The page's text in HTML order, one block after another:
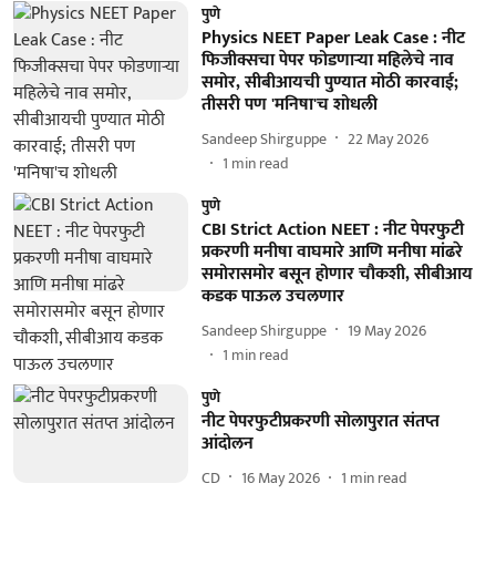
पुणे
Physics NEET Paper Leak Case : नीट
फिजीक्सचा पेपर फोडणाऱ्या महिलेचे नाव
समोर, सीबीआयची पुण्यात मोठी कारवाई;
तीसरी पण 'मनिषा'च शोधली
Sandeep Shirguppe
22 May 2026
1 min read
पुणे
CBI Strict Action NEET : नीट पेपरफुटी
प्रकरणी मनीषा वाघमारे आणि मनीषा मांढरे
समोरासमोर बसून होणार चौकशी, सीबीआय
कडक पाऊल उचलणार
Sandeep Shirguppe
19 May 2026
1 min read
पुणे
नीट पेपरफुटीप्रकरणी सोलापुरात संतप्त
आंदोलन
CD 16 May 2026 1 min read